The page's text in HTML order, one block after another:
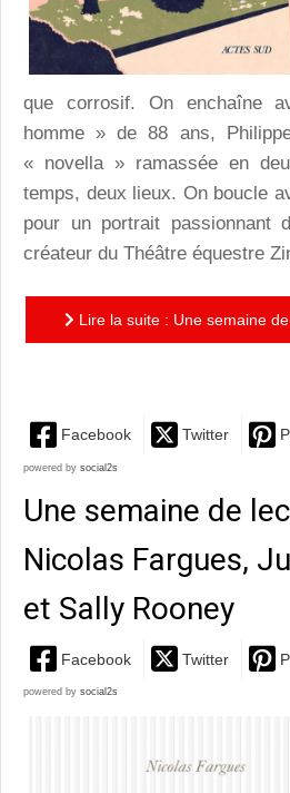
que corrosif. On enchaîne
homme » de 88 ans,
« novella » ramassée en
temps, deux lieux. On boucle
pour un portrait passionnant
créateur du Théâtre équestre
Lire la suite : Une semaine
Facebook Twitter
powered by social2s
Une semaine de
Nicolas Fargues,
et Sally Rooney
Facebook Twitter
powered by social2s